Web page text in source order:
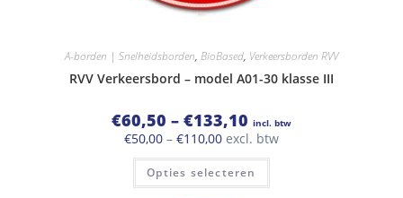
A-borden | Snelheidsborden, BioBased, Verkeersborden RVV
RVV Verkeersbord – model A01-30 klasse III
€60,50 – €133,10 Prijsklasse:
€60,50
tot
€133,10
incl. btw
€50,00 – €110,00Prijsklasse:
€50,00
tot
€110,00
excl. btw
Opties selecteren
Dit
heeft